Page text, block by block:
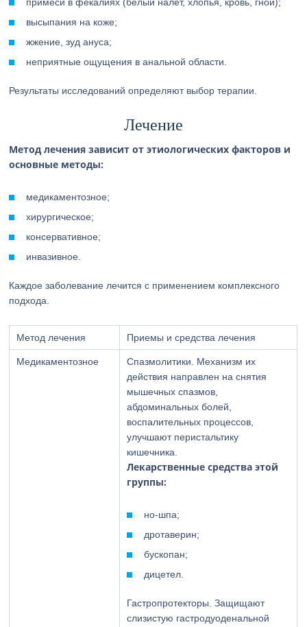
высыпания на коже;
жжение, зуд ануса;
неприятные ощущения в анальной области.
Результаты исследований определяют выбор терапии.
Лечение
Метод лечения зависит от этиологических факторов и
основные методы:
медикаментозное;
хирургическое;
консервативное;
инвазивное.
Каждое заболевание лечится с применением комплексного
подхода.
Метод лечения Приемы и средства лечения
Медикаментозное
Спазмолитики. Механизм их
действия направлен на снятия
мышечных спазмов,
абдоминальных болей,
воспалительных процессов,
улучшают перистальтику
кишечника.
Лекарственные средства этой
группы:
но-шпа;
дротаверин;
бускопан;
дицетел.
Гастропротекторы. Защищают
слизистую гастродуоденальной